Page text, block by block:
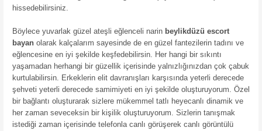
hissedebilirsiniz.
Böylece yuvarlak güzel ateşli eğlenceli narin beylikdüzü escort
bayan olarak kalçalarım sayesinde de en güzel fantezilerin tadını ve
eğlencesine en iyi şekilde keşfedebilirsin. Her hangi bir sıkıntı
yaşamadan herhangi bir güzellik içerisinde yalnızlığınızdan çok çabuk
kurtulabilirsin. Erkeklerin elit davranışları karşısında yeterli derecede
şehveti yeterli derecede samimiyeti en iyi şekilde oluşturuyorum. Özel
bir bağlantı oluşturarak sizlere mükemmel tatlı heyecanlı dinamik ve
her zaman seveceksin bir kişilik oluşturuyorum. Sizlerin tanışmak
istediği zaman içerisinde telefonla canlı görüşerek canlı görüntülü